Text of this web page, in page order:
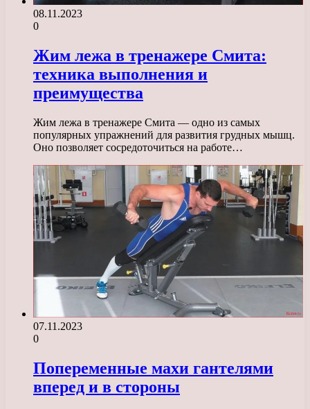
08.11.2023
0
Жим лежа в тренажере Смита:
техника выполнения и
преимущества
Жим лежа в тренажере Смита — одно из самых
популярных упражнений для развития грудных мышц.
Оно позволяет сосредоточиться на работе…
07.11.2023
0
Попеременные махи гантелями
вперед и в стороны